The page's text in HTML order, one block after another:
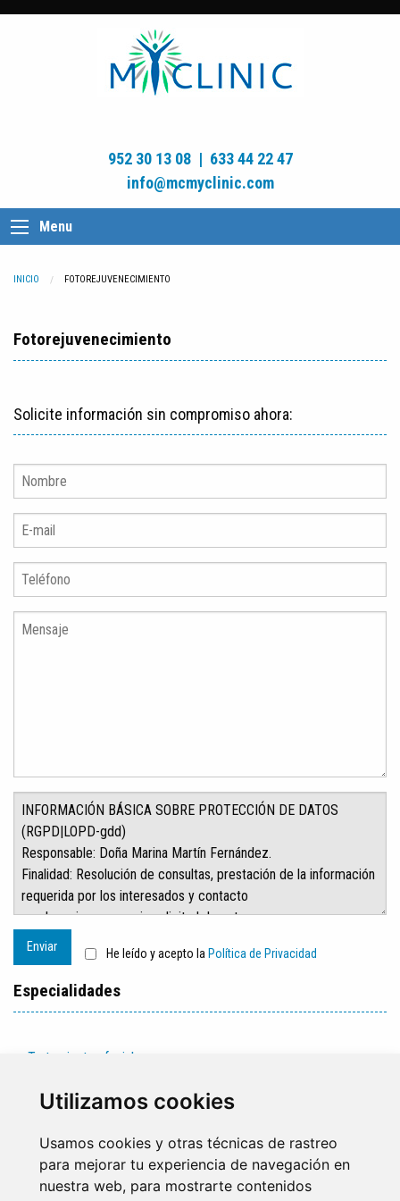
Utilizamos cookies
Usamos cookies y otras técnicas de rastreo
para mejorar tu experiencia de navegación en
nuestra web, para mostrarte contenidos
952 30 13 08 | 633 44 22 47
info@mcmyclinic.com
Menu
INICIO CURRENT:
FOTOREJUVENECIMIENTO
Fotorejuvenecimiento
Solicite información sin compromiso ahora:
Enviar He leído y acepto la Política de Privacidad
Especialidades
Tratamientos faciales
Tratamientos corporales